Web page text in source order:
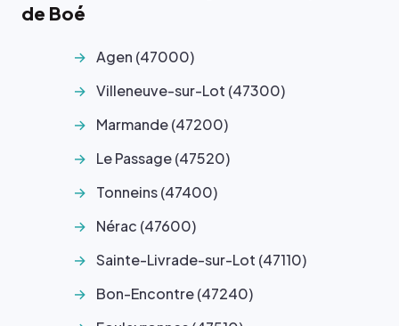
de Boé
Agen (47000)
Villeneuve-sur-Lot (47300)
Marmande (47200)
Le Passage (47520)
Tonneins (47400)
Nérac (47600)
Sainte-Livrade-sur-Lot (47110)
Bon-Encontre (47240)